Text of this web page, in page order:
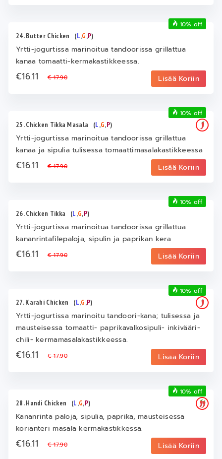
24. Butter Chicken (L,G,P)
Yrtti-jogurtissa marinoitua tandoorissa grillattua
kanaa tomaatti-kermakastikkeessa.
€16.11€ 17.90 Lisää Koriin
10% off
25. Chicken Tikka Masala (L,G,P)
Yrtti-jogurtissa marinoitua tandoorissa grillattua
kanaa ja sipulia tulisessa tomaattimasalakastikkeessa
€16.11€ 17.90 Lisää Koriin
10% off
26. Chicken Tikka (L,G,P)
Yrtti-jogurtissa marinoitua tandoorissa grillattua
kananrintafilepaloja, sipulin ja paprikan kera
€16.11€ 17.90 Lisää Koriin
10% off
27. Karahi Chicken (L,G,P)
Yrtti-jogurtissa marinoitu tandoori-kana; tulisessa ja
mausteisessa tomaatti- paprikavalkosipuli- inkivääri-
chili- kermamasalakastikkeessa.
€16.11€ 17.90 Lisää Koriin
10% off
28. Handi Chicken (L,G,P)
Kananrinta paloja, sipulia, paprika, mausteisessa
korianteri masala kermakastikkessa.
€16.11€ 17.90 Lisää Koriin
10% off